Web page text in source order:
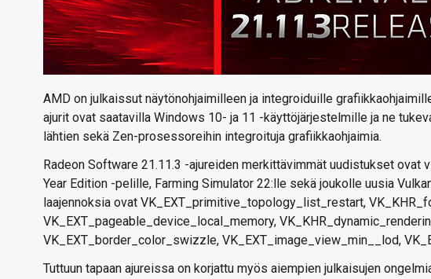
AMD on julkaissut näytönohjaimilleen ja integroiduille
ajurit ovat saatavilla Windows 10- ja 11 -käyttöjärjestelmille ja ne
lähtien sekä Zen-prosessoreihin integroituja grafiikkaohjaimia.
Radeon Software 21.11.3 -ajureiden merkittävimmät uudistukset
Year Edition -pelille, Farming Simulator 22:lle sekä joukolle uusia
laajennoksia ovat VK_EXT_primitive_topology_list_restart,
VK_EXT_pageable_device_local_memory,
VK_EXT_border_color_swizzle, VK_EXT_image_view_min__lod,
Tuttuun tapaan ajureissa on korjattu myös aiempien julkaisujen